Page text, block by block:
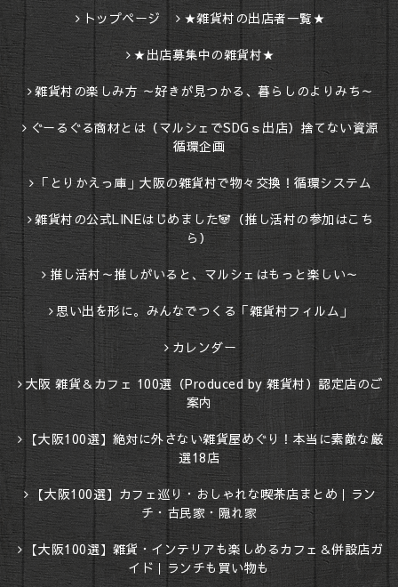
トップページ ★雑貨村の出店者一覧★
★出店募集中の雑貨村★
雑貨村の楽しみ方 ～好きが見つかる、暮らしのよりみち～
ぐーるぐる商材とは（マルシェでSDGｓ出店）捨てない資源
循環企画
「とりかえっ庫」大阪の雑貨村で物々交換！循環システム
雑貨村の公式LINEはじめました🐼（推し活村の参加はこち
ら）
推し活村～推しがいると、マルシェはもっと楽しい～
思い出を形に。みんなでつくる「雑貨村フィルム」
カレンダー
大阪 雑貨＆カフェ 100選（Produced by 雑貨村）認定店のご
案内
【大阪100選】絶対に外さない雑貨屋めぐり！本当に素敵な厳
選18店
【大阪100選】カフェ巡り・おしゃれな喫茶店まとめ｜ラン
チ・古民家・隠れ家
【大阪100選】雑貨・インテリアも楽しめるカフェ＆併設店ガ
イド｜ランチも買い物も